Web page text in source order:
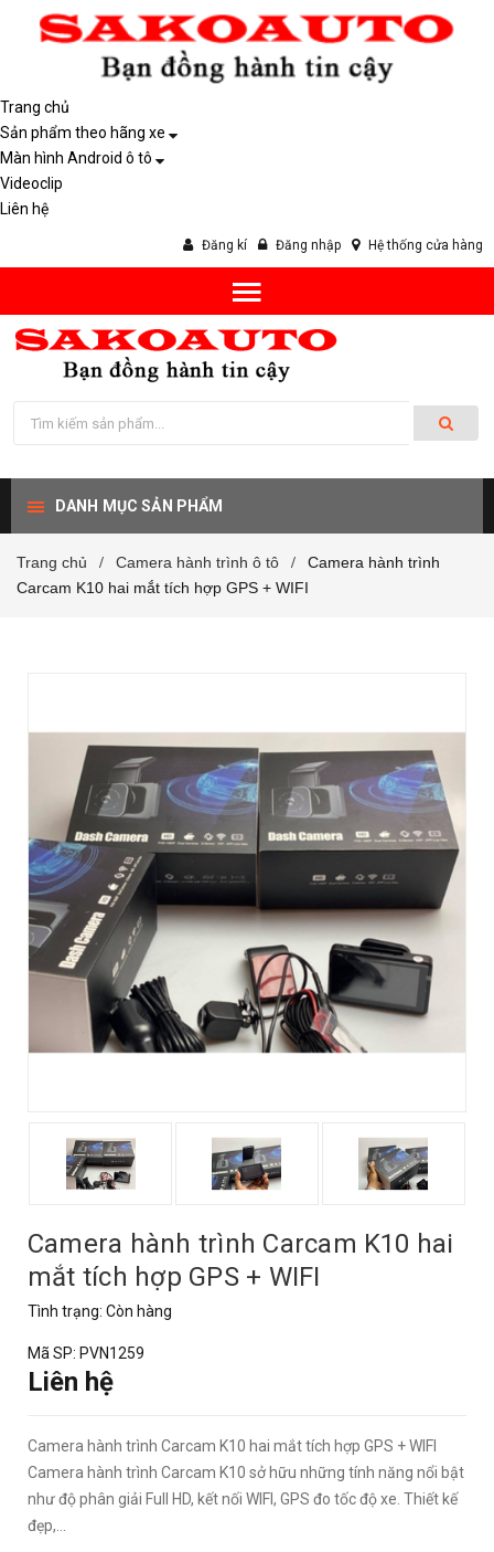
Trang chủ
Sản phẩm theo hãng xe
Màn hình Android ô tô
Videoclip
Liên hệ
Đăng kí Đăng nhập Hệ thống cửa hàng
DANH MỤC SẢN PHẨM
Trang chủ / Camera hành trình ô tô /
Camera hành trình
Carcam K10 hai mắt tích hợp GPS + WIFI
Camera hành trình Carcam K10 hai
mắt tích hợp GPS + WIFI
Tình trạng: Còn hàng
Mã SP: PVN1259
Liên hệ
Camera hành trình Carcam K10 hai mắt tích hợp GPS + WIFI
Camera hành trình Carcam K10 sở hữu những tính năng nổi bật
như độ phân giải Full HD, kết nối WIFI, GPS đo tốc độ xe. Thiết kế
đẹp,...